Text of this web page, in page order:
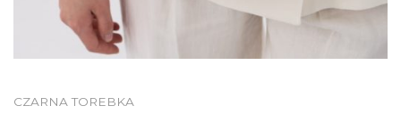
CZARNA TOREBKA